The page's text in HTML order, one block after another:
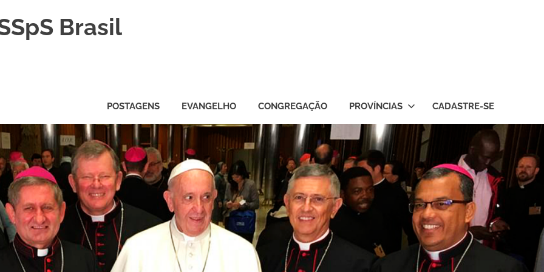
Brasil
POSTAGENS EVANGELHO CONGREGAÇÃO PROVÍNCIAS CADASTRE-SE